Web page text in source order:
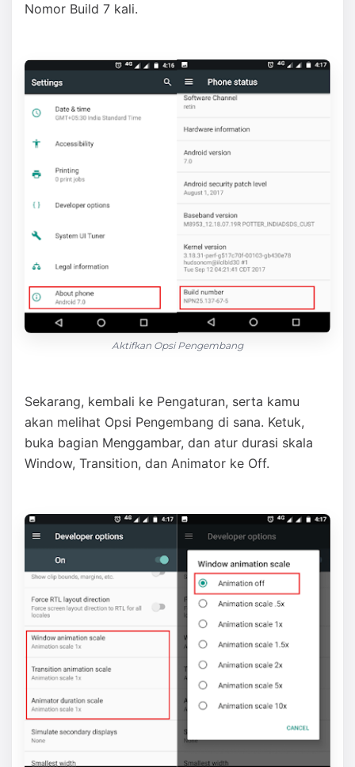
Nomor Build 7 kali.
Aktifkan Opsi Pengembang
Sekarang, kembali ke Pengaturan, serta kamu
akan melihat Opsi Pengembang di sana. Ketuk,
buka bagian Menggambar, dan atur durasi skala
Window, Transition, dan Animator ke Off.